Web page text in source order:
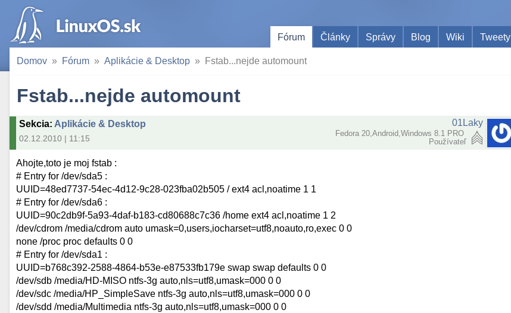
Fórum
Články Správy Blog Wiki Tweety
Domov Fórum Aplikácie & Desktop Fstab...nejde automount
Fstab...nejde automount
Sekcia: Aplikácie & Desktop
02.12.2010 | 11:15
01Laky
Fedora 20,Android,Windows 8.1 PRO
Používateľ
Ahojte,toto je moj fstab :
# Entry for /dev/sda5 :
UUID=48ed7737-54ec-4d12-9c28-023fba02b505 / ext4 acl,noatime 1 1
# Entry for /dev/sda6 :
UUID=90c2db9f-5a93-4daf-b183-cd80688c7c36 /home ext4 acl,noatime 1 2
/dev/cdrom /media/cdrom auto umask=0,users,iocharset=utf8,noauto,ro,exec 0 0
none /proc proc defaults 0 0
# Entry for /dev/sda1 :
UUID=b768c392-2588-4864-b53e-e87533fb179e swap swap defaults 0 0
/dev/sdb /media/HD-MISO ntfs-3g auto,nls=utf8,umask=000 0 0
/dev/sdc /media/HP_SimpleSave ntfs-3g auto,nls=utf8,umask=000 0 0
/dev/sdd /media/Multimedia ntfs-3g auto,nls=utf8,umask=000 0 0